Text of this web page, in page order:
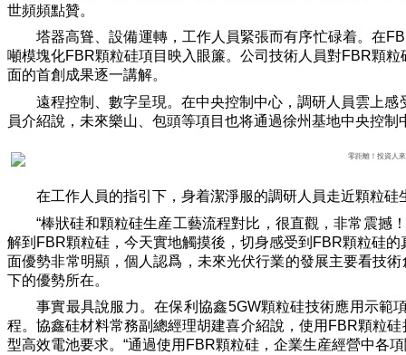
世頻頻點贊。
塔器高聳、設備運轉，工作人員緊張而有序忙碌着。在
噸模塊化FBR顆粒硅項目映入眼簾。公司技術人員對FBR顆
面的首創成果逐一講解。
遠程控制、數字呈現。在中央控制中心，調研人員雲上
員介紹說，未來樂山、包頭等項目也将通過徐州基地中央控制
在工作人員的指引下，身着潔淨服的調研人員走近顆粒
“棒狀硅和顆粒硅生産工藝流程對比，很直觀，非常震撼
解到FBR顆粒硅，今天實地觸摸後，切身感受到FBR顆粒硅
面優勢非常明顯，個人認爲，未來光伏行業的發展主要看技
下的優勢所在。
事實最具說服力。在保利協鑫5GW顆粒硅技術應用示範
程。協鑫硅材料常務副總經理胡建喜介紹說，使用FBR顆粒
型高效電池要求。“通過使用FBR顆粒硅，企業生産經營中各